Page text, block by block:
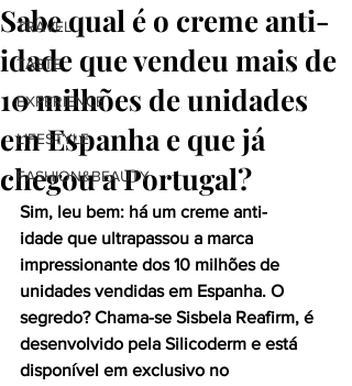
TRAVEL
TASTE
EXPERIENCE
LIFESTYLE
FASHION&BEAUTY
Sabe qual é o creme anti-
idade que vendeu mais de
10 milhões de unidades
em Espanha e que já
chegou a Portugal?
Sim, leu bem: há um creme anti-
idade que ultrapassou a marca
impressionante dos 10 milhões de
unidades vendidas em Espanha. O
segredo? Chama-se Sisbela Reafirm, é
desenvolvido pela Silicoderm e está
disponível em exclusivo no